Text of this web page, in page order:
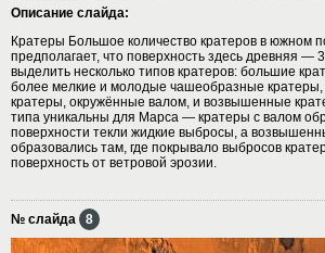
Описание слайда:
Кратеры Большое количество кратеров в южном
предполагает, что поверхность здесь древняя
выделить несколько типов кратеров: большие
более мелкие и молодые чашеобразные кратеры,
кратеры, окружённые валом, и возвышенные
типа уникальны для Марса — кратеры с валом
поверхности текли жидкие выбросы, а
образовались там, где покрывало выбросов
поверхность от ветровой эрозии.
№ слайда 8